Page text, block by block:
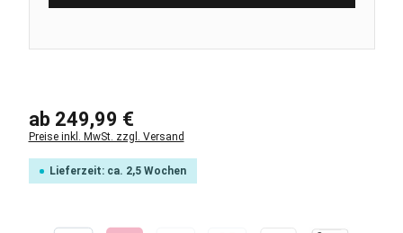
Regulärer Preis:
ab 249,99 €
Preise inkl. MwSt. zzgl. Versand
Lieferzeit: ca. 2,5 Wochen